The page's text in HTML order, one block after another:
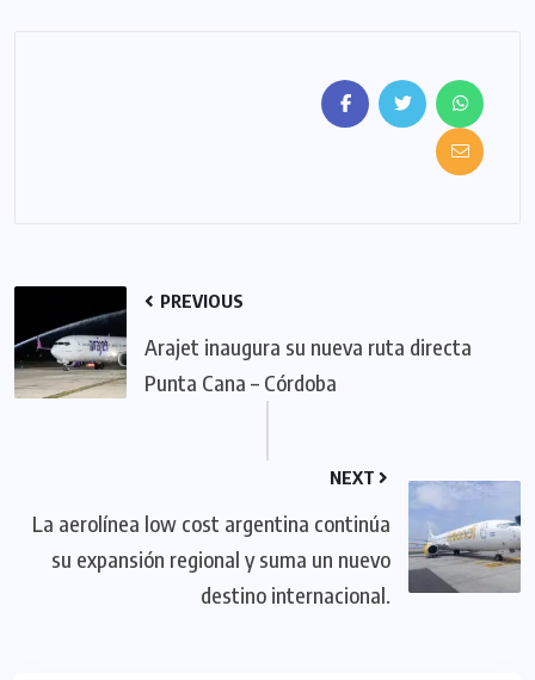
PREVIOUS
Arajet inaugura su nueva ruta directa
Punta Cana – Córdoba
NEXT
La aerolínea low cost argentina continúa
su expansión regional y suma un nuevo
destino internacional.